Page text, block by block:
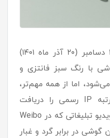
شیائومی ۱۳ پرو یکشنبه ۱۱ دسامبر (۲۰ آذر ماه ۱۴۰۱)
با رنگ سبز فانتزی و
اما از همه مهم‌تر،
شیائومی ۱۳ پرو بالاخره رتبه IP رسمی را دریافت
می‌کند. این شرکت در یک ویدیو تبلیغاتی که در Weibo
در برابر گرد و غبار